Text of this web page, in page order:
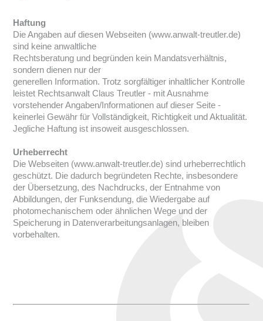
Haftung
Die Angaben auf diesen Webseiten (www.anwalt-treutler.de)
sind keine anwaltliche
Rechtsberatung und begründen kein Mandatsverhältnis,
sondern dienen nur der
generellen Information. Trotz sorgfältiger inhaltlicher Kontrolle
leistet Rechtsanwalt Claus Treutler - mit Ausnahme
vorstehender Angaben/Informationen auf dieser Seite -
keinerlei Gewähr für Vollständigkeit, Richtigkeit und Aktualität.
Jegliche Haftung ist insoweit ausgeschlossen.
Urheberrecht
Die Webseiten (www.anwalt-treutler.de) sind urheberrechtlich
geschützt. Die dadurch begründeten Rechte, insbesondere
der Übersetzung, des Nachdrucks, der Entnahme von
Abbildungen, der Funksendung, die Wiedergabe auf
photomechanischem oder ähnlichen Wege und der
Speicherung in Datenverarbeitungsanlagen, bleiben
vorbehalten.